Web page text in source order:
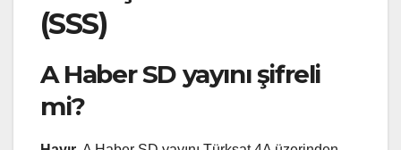
(SSS)
A Haber SD yayını şifreli
mi?